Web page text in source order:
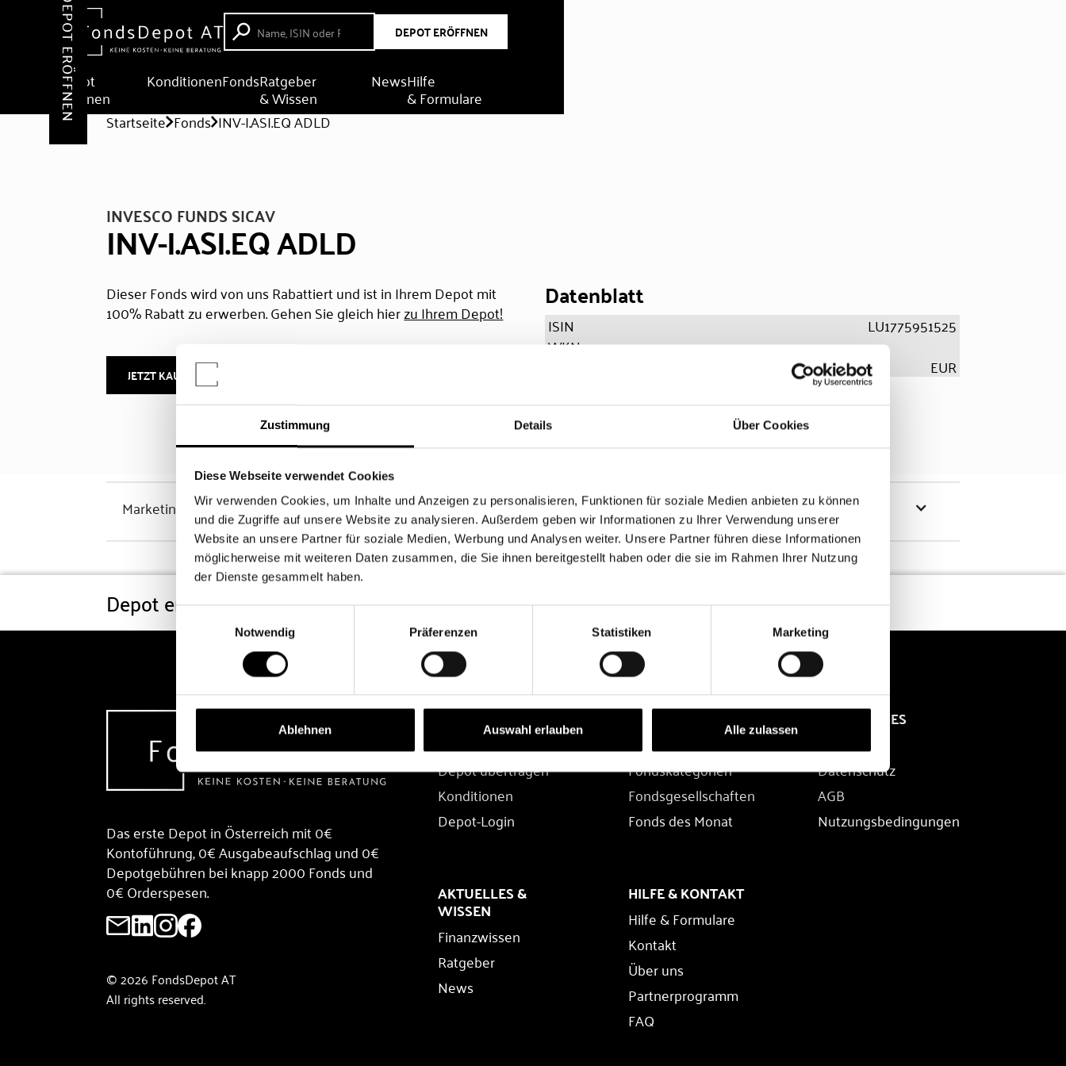
Zustimmung Details Über Cookies
Diese Webseite verwendet Cookies
Wir verwenden Cookies, um Inhalte und Anzeigen zu personalisieren, Funktionen für soziale Medien anbieten zu können
und die Zugriffe auf unsere Website zu analysieren. Außerdem geben wir Informationen zu Ihrer Verwendung unserer
Website an unsere Partner für soziale Medien, Werbung und Analysen weiter. Unsere Partner führen diese Informationen
möglicherweise mit weiteren Daten zusammen, die Sie ihnen bereitgestellt haben oder die sie im Rahmen Ihrer Nutzung
der Dienste gesammelt haben.
Einwilligungsauswahl
Notwendig
Präferenzen Statistiken Marketing
Ablehnen Auswahl erlauben Alle zulassen
DEPOT ERÖFFNEN
Depot
eröffnen
KonditionenFondsRatgeber
& Wissen
NewsHilfe
& Formulare
DEPOT ERÖFFNEN Startseite Fonds INV-I.ASI.EQ ADLD
INVESCO FUNDS SICAV
INV-I.ASI.EQ ADLD
Dieser Fonds wird von uns Rabattiert und ist in Ihrem Depot mit
100% Rabatt zu erwerben. Gehen Sie gleich hierzu Ihrem Depot!
JETZT KAUFEN
Datenblatt
ISIN
LU1775951525
WKN
EUR
Marketinghinweis Chancen & Risiken
Depot eröffnen Konditionen Fonds FAQ
Das erste Depot in Österreich mit 0€
Kontoführung, 0€ Ausgabeaufschlag und 0€
Depotgebühren bei knapp 2000 Fonds und
0€ Orderspesen.
© 2026 FondsDepot AT
All rights reserved.
DEPOT
Depot übertragen
Konditionen
Depot-Login
FONDS
Fondssuche
Fondskategorien
Fondsgesellschaften
Fonds des Monat
RECHTLICHES
Impressum
Datenschutz
AGB
Nutzungsbedingungen
AKTUELLES &
WISSEN
Finanzwissen
Ratgeber
News
HILFE & KONTAKT
Hilfe & Formulare
Kontakt
Über uns
Partnerprogramm
FAQ